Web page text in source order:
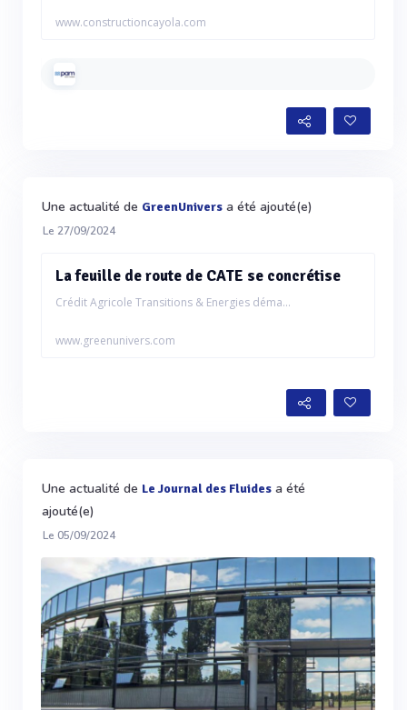
www.constructioncayola.com
Une actualité de GreenUnivers a été ajouté(e)
Le 27/09/2024
La feuille de route de CATE se concrétise
Crédit Agricole Transitions & Energies déma...
www.greenunivers.com
Une actualité de Le Journal des Fluides a été
ajouté(e)
Le 05/09/2024